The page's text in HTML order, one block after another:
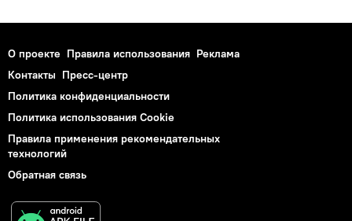
О проекте Правила использования Реклама
Контакты Пресс-центр
Политика конфиденциальности
Политика использования Cookie
Правила применения рекомендательных
технологий
Обратная связь